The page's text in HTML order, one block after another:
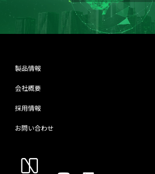
製品情報
会社概要
採用情報
お問い合わせ